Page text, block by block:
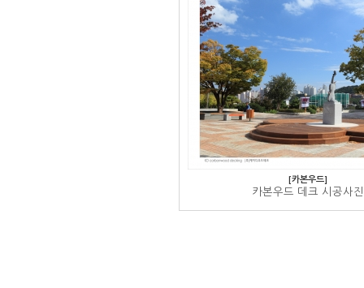
[카본우드]
카본우드 데크 시공사진